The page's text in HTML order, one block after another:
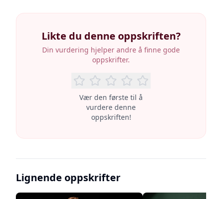
Likte du denne oppskriften?
Din vurdering hjelper andre å finne gode
oppskrifter.
Vær den første til å
vurdere denne
oppskriften!
Lignende oppskrifter